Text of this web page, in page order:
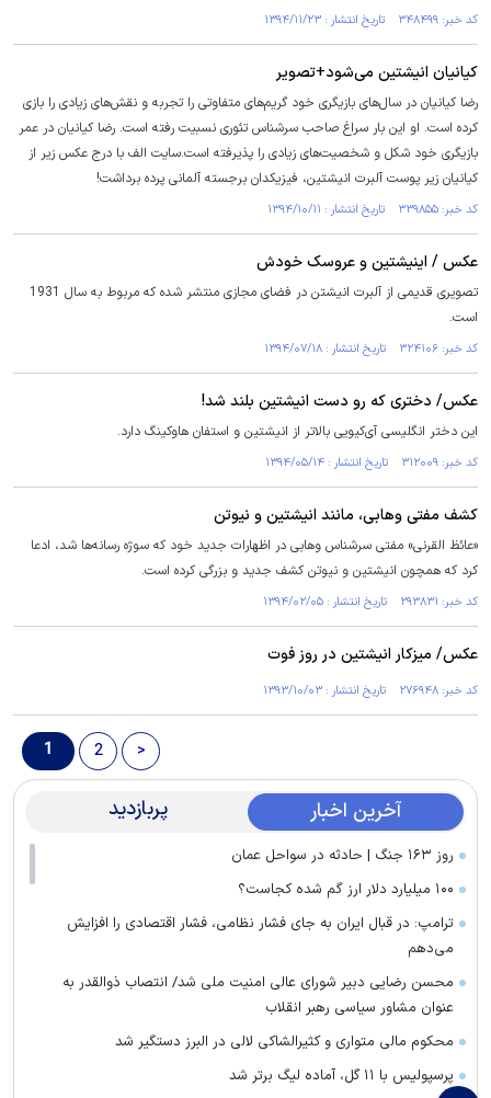
کد خبر: ۳۴۸۴۹۹ تاریخ انتشار : ۱۳۹۴/۱۱/۲۳
کیانیان انیشتین می‌شود+تصویر
رضا کیانیان در سال‌های بازیگری خود گریم‌های متفاوتی را تجربه و نقش‌های زیادی را بازی
کرده است. او این بار سراغ صاحب سرشناس تئوری نسبیت رفته است. رضا کیانیان در عمر
بازیگری خود شکل و شخصیت‌های زیادی را پذیرفته است.سایت الف با درج عکس زیر از
کیانیان زیر پوست آلبرت انیشتین، فیزیکدان برجسته آلمانی پرده برداشت!
کد خبر: ۳۳۹۸۵۵ تاریخ انتشار : ۱۳۹۴/۱۰/۱۱
عکس / اینیشتین و عروسک خودش
تصویری قدیمی از آلبرت انیشتن در فضای مجازی منتشر شده که مربوط به سال 1931
است.
کد خبر: ۳۲۴۱۰۶ تاریخ انتشار : ۱۳۹۴/۰۷/۱۸
عکس/ دختری که رو دست انیشتین بلند شد!
این دختر انگلیسی آی‌کیویی بالاتر از انیشتین و استفان هاوکینگ دارد.
کد خبر: ۳۱۲۰۰۹ تاریخ انتشار : ۱۳۹۴/۰۵/۱۴
کشف مفتی وهابی، مانند انیشتین و نیوتن
«عائظ القرنی» مفتی سرشناس وهابی در اظهارات جدید خود که سوژه رسانه‌ها شد، ادعا
کرد که همچون انیشتین و نیوتن کشف جدید و بزرگی کرده است.
کد خبر: ۲۹۳۸۳۱ تاریخ انتشار : ۱۳۹۴/۰۲/۰۵
عکس/ میزکار انیشتین در روز فوت
کد خبر: ۲۷۶۹۴۸ تاریخ انتشار : ۱۳۹۳/۱۰/۰۳
1 2 >
آخرین اخبار پربازدید
روز ۱۶۳ جنگ | حادثه در سواحل عمان
۱۰۰ میلیارد دلار ارز گم شده کجاست؟
ترامپ: در قبال ایران به جای فشار نظامی، فشار اقتصادی را افزایش
می‌دهم
محسن رضایی دبیر شورای عالی امنیت ملی شد/ انتصاب ذوالقدر به
عنوان مشاور سیاسی رهبر انقلاب
محکوم مالی متواری و کثیرالشاکی لالی در البرز دستگیر شد
پرسپولیس با ۱۱ گل، آماده لیگ برتر شد